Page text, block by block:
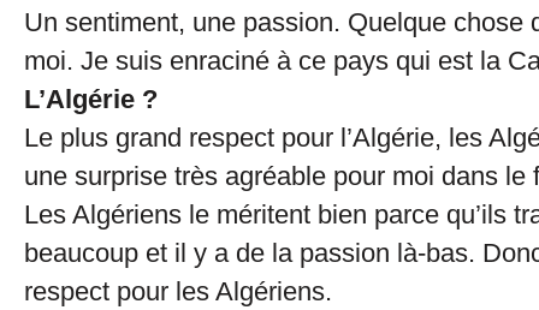
Un sentiment, une passion. Quelque chose
moi. Je suis enraciné à ce pays qui est la
L’Algérie ?
Le plus grand respect pour l’Algérie, les
une surprise très agréable pour moi dans le
Les Algériens le méritent bien parce qu’ils
beaucoup et il y a de la passion là-bas.
respect pour les Algériens.